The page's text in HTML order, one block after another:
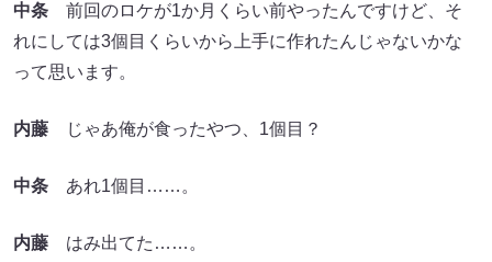
中条 前回のロケが1か月くらい前やったんですけど、そ
れにしては3個目くらいから上手に作れたんじゃないかな
って思います。
内藤 じゃあ俺が食ったやつ、1個目？
中条 あれ1個目……。
内藤 はみ出てた……。